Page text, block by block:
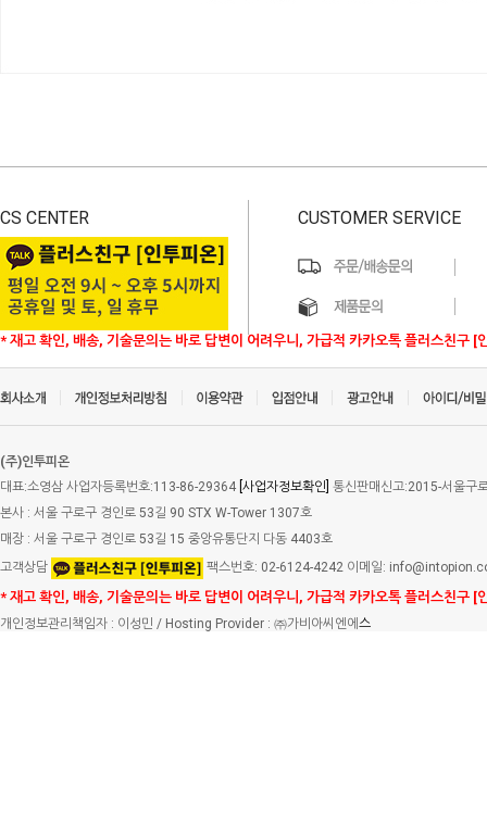
CS CENTER
* 재고 확인, 배송, 기술문의는 바로 답변이 어려우니, 가급적 카카오톡 플러스친구 [
CUSTOMER SERVICE
(주)인투피온
대표:소영삼 사업자등록번호:113-86-29364 [사업자정보확인] 통신판매신고:2015-서울구
본사 : 서울 구로구 경인로 53길 90 STX W-Tower 1307호
매장 : 서울 구로구 경인로 53길 15 중앙유통단지 다동 4403호
고객상담
팩스번호: 02-6124-4242 이메일:
* 재고 확인, 배송, 기술문의는 바로 답변이 어려우니, 가급적 카카오톡 플러스친구 [
개인정보관리책임자 : 이성민 / Hosting Provider : ㈜가비아씨엔에 스